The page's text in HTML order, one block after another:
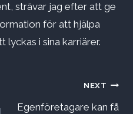
strävar jag efter att ge
för att hjälpa
lyckas i sina karriärer.
NEXT
Egenföretagare kan få